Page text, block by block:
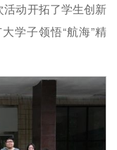
动开拓了学生创新
学子领悟“航海”精